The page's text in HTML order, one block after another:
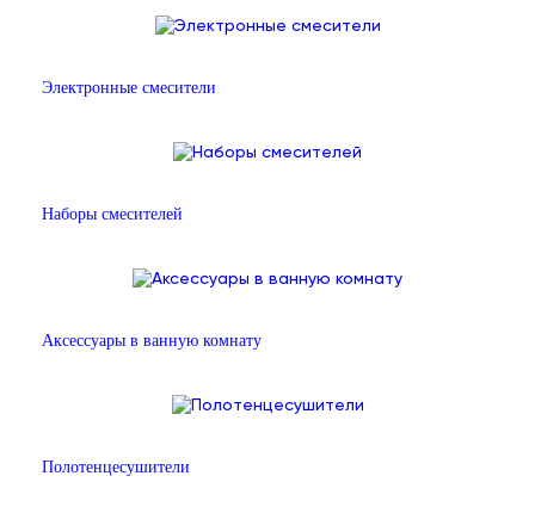
Электронные смесители
Наборы смесителей
Аксессуары в ванную комнату
Полотенцесушители